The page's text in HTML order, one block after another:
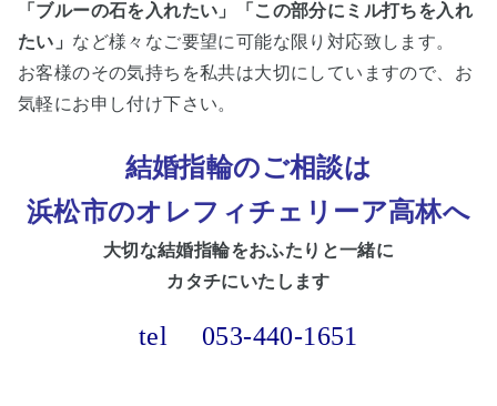
「ブルーの石を入れたい」「この部分にミル打ちを入れ
たい」 など様々なご要望に可能な限り対応致します。
お客様のその気持ちを私共は大切にしていますので、お
気軽にお申し付け下さい。
結婚指輪のご相談は
浜松市のオレフィチェリーア高林へ
大切な結婚指輪をおふたりと一緒に
カタチにいたします
tel 053-440-1651